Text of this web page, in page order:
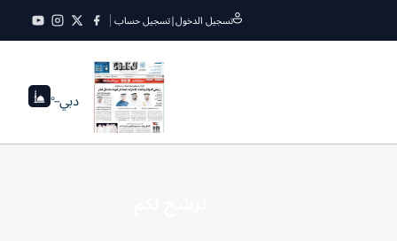
تسجيل الدخول|تسجيل حساب
دبي--°